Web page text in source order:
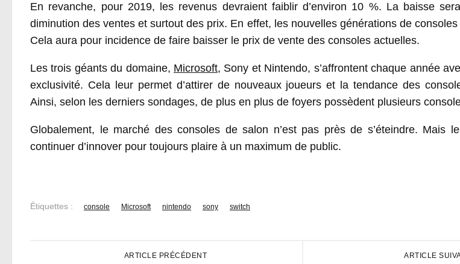
En revanche, pour 2019, les revenus devraient faiblir d’environ 10 %. La baisse
diminution des ventes et surtout des prix. En effet, les nouvelles générations de
Cela aura pour incidence de faire baisser le prix de vente des consoles actuelles.
Les trois géants du domaine, Microsoft, Sony et Nintendo, s’affrontent chaque année
exclusivité. Cela leur permet d’attirer de nouveaux joueurs et la tendance des
Ainsi, selon les derniers sondages, de plus en plus de foyers possèdent plusieurs
Globalement, le marché des consoles de salon n’est pas près de s’éteindre. Mais
continuer d’innover pour toujours plaire à un maximum de public.
Étiquettes : console Microsoft nintendo sony switch
ARTICLE
ARTICLE PRÉCÉDENT